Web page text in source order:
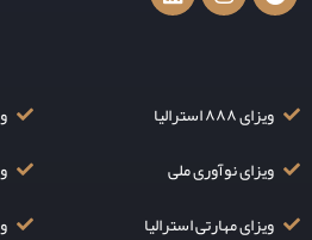
ویزای ۸۸۸ استرالیا
ویزای نوآوری ملی
ویزای مهارتی استرالیا